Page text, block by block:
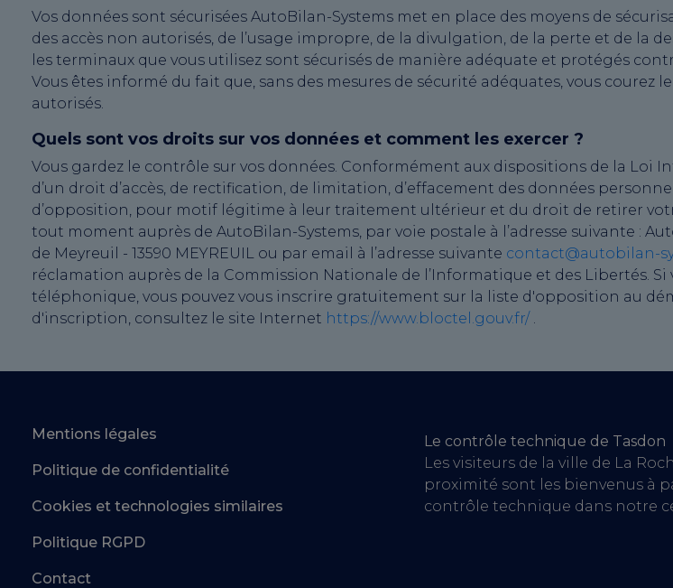
Vos données sont sécurisées AutoBilan-Systems met en place des moyens de
des accès non autorisés, de l’usage impropre, de la divulgation, de la perte et de la
les terminaux que vous utilisez sont sécurisés de manière adéquate et protégés
Vous êtes informé du fait que, sans des mesures de sécurité adéquates, vous
autorisés.
Quels sont vos droits sur vos données et comment les exercer ?
Vous gardez le contrôle sur vos données. Conformément aux dispositions de la Loi
d’un droit d’accès, de rectification, de limitation, d’effacement des données
d’opposition, pour motif légitime à leur traitement ultérieur et du droit de retirer
tout moment auprès de AutoBilan-Systems, par voie postale à l’adresse suivante :
de Meyreuil - 13590 MEYREUIL ou par email à l’adresse suivante contact@autobilan-
réclamation auprès de la Commission Nationale de l’Informatique et des Libertés.
téléphonique, vous pouvez vous inscrire gratuitement sur la liste d'opposition au
d'inscription, consultez le site Internet https://www.bloctel.gouv.fr/ .
Mentions légales
Politique de confidentialité
Cookies et technologies similaires
Politique RGPD
Contact
Le contrôle technique de Tasdon
Les visiteurs de la ville de La
proximité sont les bienvenus à
contrôle technique dans notre